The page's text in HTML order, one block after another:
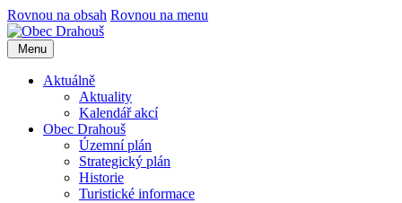
Rovnou na obsah Rovnou na menu
Menu
Aktuálně
Aktuality
Kalendář akcí
Obec Drahouš
Územní plán
Strategický plán
Historie
Turistické informace